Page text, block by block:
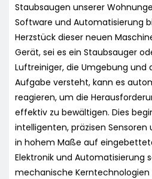
Staubsaugen unserer
Software und Automatisierung
Herzstück dieser neuen
Gerät, sei es ein Staubsauger
Luftreiniger, die Umgebung und
Aufgabe versteht, kann es
reagieren, um die
effektiv zu bewältigen. Dies
intelligenten, präzisen Sensoren
in hohem Maße auf
Elektronik und Automatisierung
mechanische Kerntechnologien